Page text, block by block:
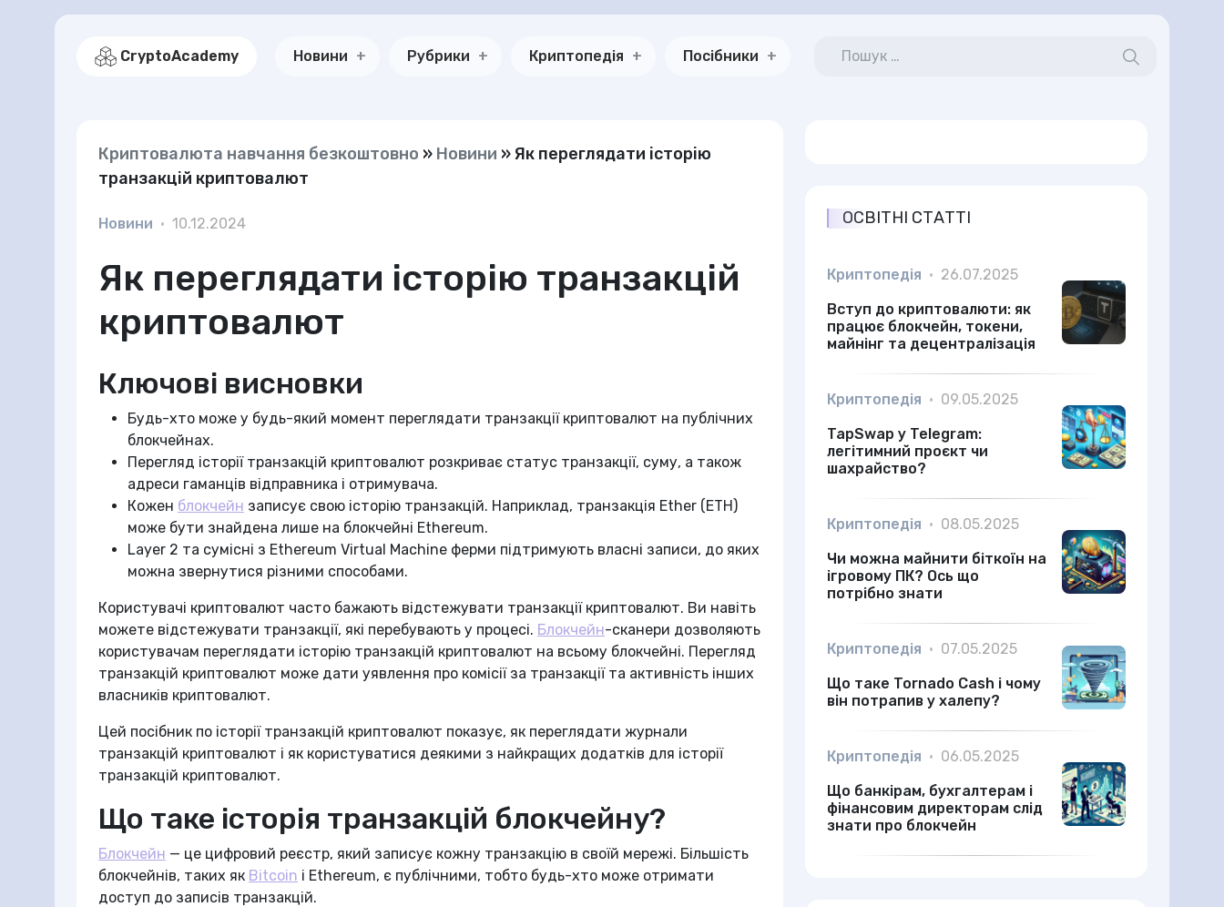
CryptoAcademy Новини Рубрики Криптопедія Посібники
Криптовалюта навчання безкоштовно » Новини »Як переглядати історію
транзакцій криптовалют
Новини • 10.12.2024
Як переглядати історію транзакцій
криптовалют
Ключові висновки
Будь-хто може у будь-який момент переглядати транзакції криптовалют на публічних
блокчейнах.
Перегляд історії транзакцій криптовалют розкриває статус транзакції, суму, а також
адреси гаманців відправника і отримувача.
Кожен блокчейн записує свою історію транзакцій. Наприклад, транзакція Ether (ETH)
може бути знайдена лише на блокчейні Ethereum.
Layer 2 та сумісні з Ethereum Virtual Machine ферми підтримують власні записи, до яких
можна звернутися різними способами.
Користувачі криптовалют часто бажають відстежувати транзакції криптовалют. Ви навіть
можете відстежувати транзакції, які перебувають у процесі. Блокчейн-сканери дозволяють
користувачам переглядати історію транзакцій криптовалют на всьому блокчейні. Перегляд
транзакцій криптовалют може дати уявлення про комісії за транзакції та активність інших
власників криптовалют.
Цей посібник по історії транзакцій криптовалют показує, як переглядати журнали
транзакцій криптовалют і як користуватися деякими з найкращих додатків для історії
транзакцій криптовалют.
Що таке історія транзакцій блокчейну?
Блокчейн — це цифровий реєстр, який записує кожну транзакцію в своїй мережі. Більшість
блокчейнів, таких як Bitcoin і Ethereum, є публічними, тобто будь-хто може отримати
доступ до записів транзакцій.
ОСВІТНІ СТАТТІ
Криптопедія • 26.07.2025
Вступ до криптовалюти: як
працює блокчейн, токени,
майнінг та децентралізація
Криптопедія • 09.05.2025
TapSwap у Telegram:
легітимний проєкт чи
шахрайство?
Криптопедія • 08.05.2025
Чи можна майнити біткоїн на
ігровому ПК? Ось що
потрібно знати
Криптопедія • 07.05.2025
Що таке Tornado Cash і чому
він потрапив у халепу?
Криптопедія • 06.05.2025
Що банкірам, бухгалтерам і
фінансовим директорам слід
знати про блокчейн